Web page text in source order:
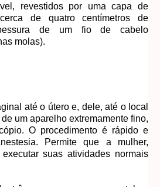
revestidos por uma capa de
de quatro centímetros de
de um fio de cabelo
molas).
até o útero e, dele, até o local
um aparelho extremamente fino,
O procedimento é rápido e
Permite que a mulher,
suas atividades normais